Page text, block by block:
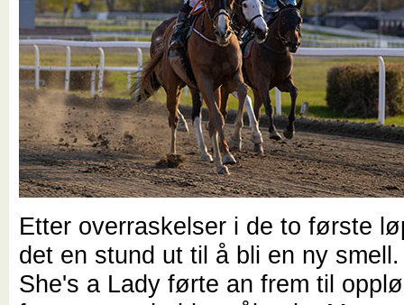
Etter overraskelser i de to første
det en stund ut til å bli en ny
She's a Lady førte an frem til